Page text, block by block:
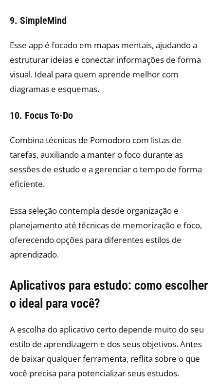
9. SimpleMind
Esse app é focado em mapas mentais, ajudando a
estruturar ideias e conectar informações de forma
visual. Ideal para quem aprende melhor com
diagramas e esquemas.
10. Focus To-Do
Combina técnicas de Pomodoro com listas de
tarefas, auxiliando a manter o foco durante as
sessões de estudo e a gerenciar o tempo de forma
eficiente.
Essa seleção contempla desde organização e
planejamento até técnicas de memorização e foco,
oferecendo opções para diferentes estilos de
aprendizado.
Aplicativos para estudo: como escolher
o ideal para você?
A escolha do aplicativo certo depende muito do seu
estilo de aprendizagem e dos seus objetivos. Antes
de baixar qualquer ferramenta, reflita sobre o que
você precisa para potencializar seus estudos.